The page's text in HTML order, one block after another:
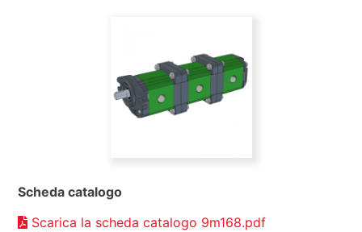
Scheda catalogo
Scarica la scheda catalogo 9m168.pdf